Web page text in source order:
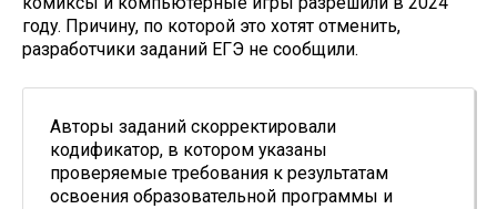
году. Причину, по которой это хотят отменить,
разработчики заданий ЕГЭ не сообщили.
Авторы заданий скорректировали
кодификатор, в котором указаны
проверяемые требования к результатам
освоения образовательной программы и